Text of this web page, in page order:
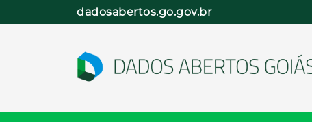
dadosabertos.go.gov.br